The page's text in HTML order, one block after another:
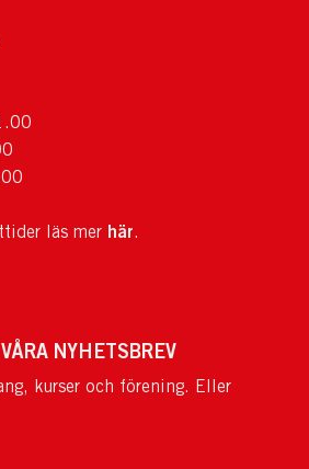
läs mer här.
NYHETSBREV
kurser och förening. Eller